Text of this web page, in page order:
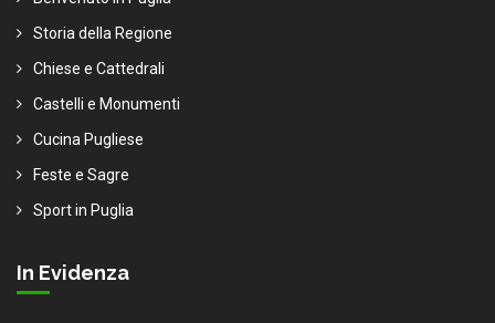
Storia della Regione
Chiese e Cattedrali
Castelli e Monumenti
Cucina Pugliese
Feste e Sagre
Sport in Puglia
In Evidenza